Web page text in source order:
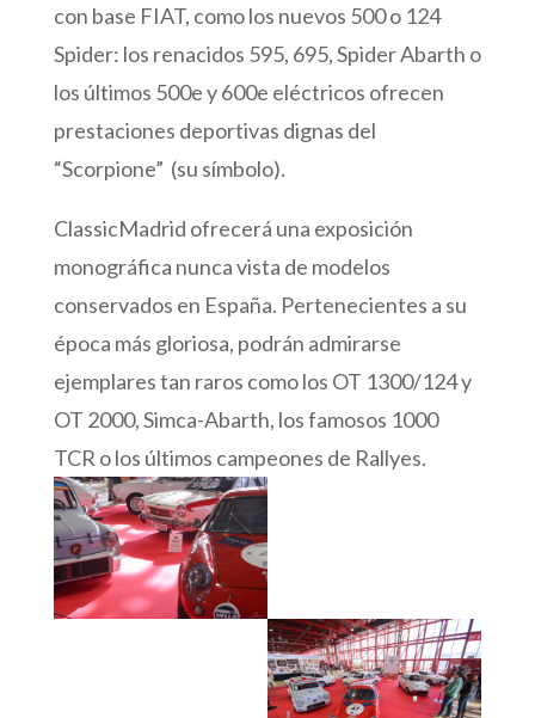
con base FIAT, como los nuevos 500 o 124
Spider: los renacidos 595, 695, Spider Abarth o
los últimos 500e y 600e eléctricos ofrecen
prestaciones deportivas dignas del
“Scorpione” (su símbolo).
ClassicMadrid ofrecerá una exposición
monográfica nunca vista de modelos
conservados en España. Pertenecientes a su
época más gloriosa, podrán admirarse
ejemplares tan raros como los OT 1300/124 y
OT 2000, Simca-Abarth, los famosos 1000
TCR o los últimos campeones de Rallyes.